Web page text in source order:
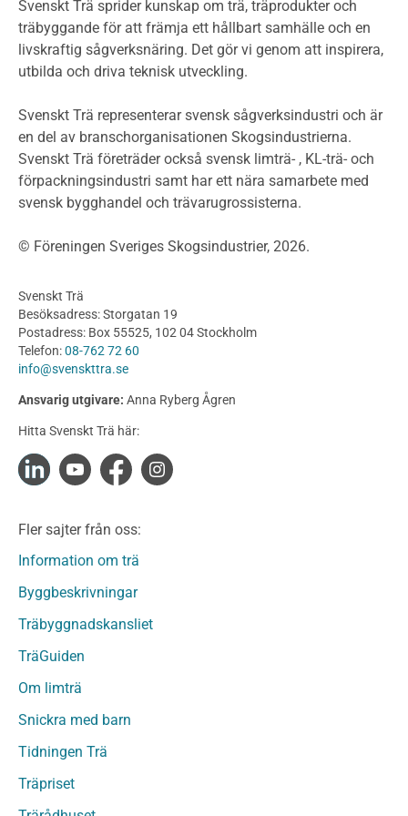
Termer och förkortningar
Planering
Klimatkalkylator hallar
Projektering av trähus - generellt
Byggsystem
Fasadsystem i skivmaterial
Bullerskärmar och andra utomhuskonstruktioner
Byggnation och utförande
Utförande
Produkter
Konstruktionsvirke
Konstruktionsvirke Behandlat
Konstruktionsvirke Fingerskarvat
Konstruktionsvirke Fingerskarvat Obehandlat
Limträ
Fanerträ
Fanerträ Obehandlat
Träpanel och Utvändig beklädnad Behandlat
Träpanel och utvändig beklädnad Obehandlat
Trägolv
Sågat virke
Sågat virke Behandlat
Övriga träprodukter
Svenskt Trä sprider kunskap om trä, träprodukter och
träbyggande för att främja ett hållbart samhälle och en
livskraftig sågverksnäring. Det gör vi genom att inspirera,
utbilda och driva teknisk utveckling.
Svenskt Trä representerar svensk sågverksindustri och är
en del av branschorganisationen Skogsindustrierna.
Svenskt Trä företräder också svensk limträ- , KL-trä- och
förpackningsindustri samt har ett nära samarbete med
svensk bygghandel och trävarugrossisterna.
© Föreningen Sveriges Skogsindustrier, 2026.
Svenskt Trä
Besöksadress: Storgatan 19
Postadress: Box 55525, 102 04 Stockholm
Telefon:08-762 72 60
info@svenskttra.se
Ansvarig utgivare: Anna Ryberg Ågren
Hitta Svenskt Trä här:
Fler sajter från oss:
Information om trä
Byggbeskrivningar
Träbyggnadskansliet
TräGuiden
Om limträ
Snickra med barn
Tidningen Trä
Träpriset